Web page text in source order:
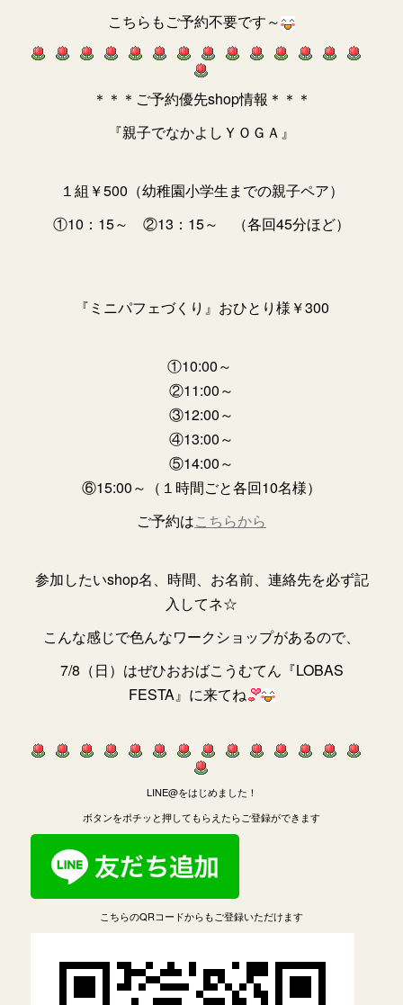
こちらもご予約不要です～
＊＊＊ご予約優先shop情報＊＊＊
『親子でなかよしＹＯＧＡ』
１組￥500（幼稚園小学生までの親子ペア）
①10：15～ ②13：15～ （各回45分ほど）
『ミニパフェづくり』おひとり様￥300
①10:00～
②11:00～
③12:00～
④13:00～
⑤14:00～
⑥15:00～（１時間ごと各回10名様）
ご予約はこちらから
参加したいshop名、時間、お名前、連絡先を必ず記
入してネ☆
こんな感じで色んなワークショップがあるので、
7/8（日）はぜひおおばこうむてん『LOBAS
FESTA』に来てね
LINE@をはじめました！
ボタンをポチッと押してもらえたらご登録ができます
こちらのQRコードからもご登録いただけます